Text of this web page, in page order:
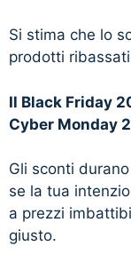
Si stima che lo
prodotti
Il Black Friday
Cyber Monday
Gli sconti
se la tua
a prezzi
giusto.